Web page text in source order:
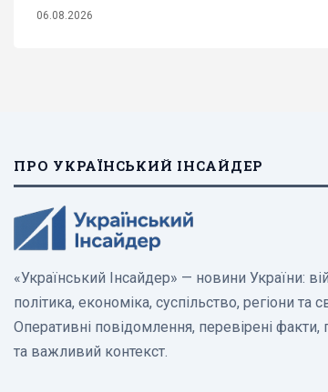
06.08.2026
ПРО УКРАЇНСЬКИЙ ІНСАЙДЕР
«Український Інсайдер» — новини України:
політика, економіка, суспільство, регіони та
Оперативні повідомлення, перевірені факти,
та важливий контекст.